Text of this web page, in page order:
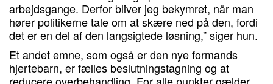
arbejdsgange. Derfor bliver jeg bekymret, når man
hører politikerne tale om at skære ned på den, fordi
det er en del af den langsigtede løsning,” siger hun.
Et andet emne, som også er den nye formands
hjertebarn, er fælles beslutningstagning og at